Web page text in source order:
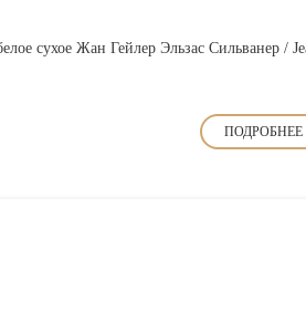
сухое Жан Гейлер Эльзас Сильванер /
ПОДРОБНЕЕ